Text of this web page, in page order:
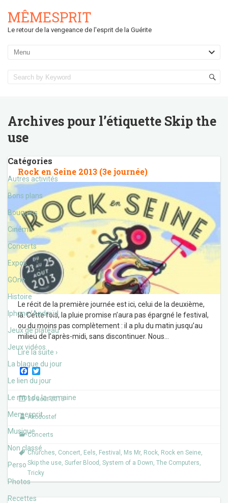
MÊMESPRIT
Le retour de la vengeance de l'esprit de la Guérite
Archives pour l’étiquette Skip the
use
Catégories
Autres activités
Bons plans
Bouquins
Cinéma
Concerts
Expos
GOne
Histoire
Iphone/Androïd
Jeux de plateau
Jeux vidéos
La blague du jour
Le lien du jour
Le mot de la semaine
Memesprit
Musique
Non classé
Perso
Photos
Recettes
Rock en Seine 2013 (3e journée)
Le récit de la première journée est ici, celui de la deuxième,
là. Cette fois, la pluie promise n’aura pas épargné le festival,
ou du moins pas complètement : il a plu du matin jusqu’au
milieu de l’après-midi, sans discontinuer. Nous
Lire la suite ›
F
a
e
b
o
o
k
w
t
t
e
r
30 août 2013
Akodostef
Concerts
Churches, Concert, Eels, Festival , Ms Mr, Rock, Rock en Seine,
Skip the use, Surfer Blood , System of a Down, The Computers,
Tricky